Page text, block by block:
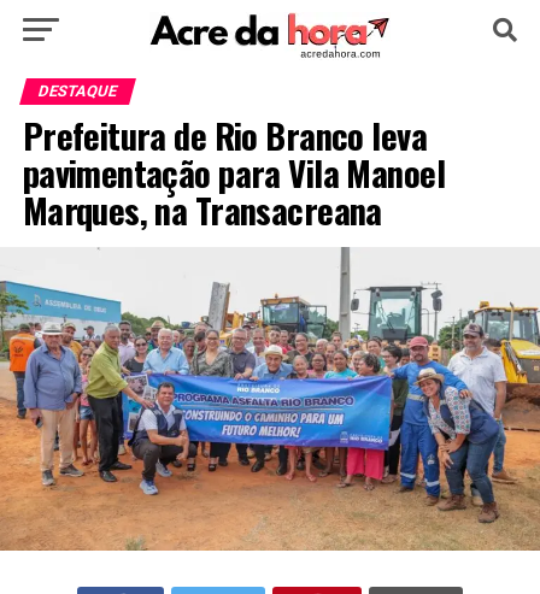
HOME
EDUCAÇÃO NOTÍCIA MUNDO
DESTAQUE
Prefeitura de Rio Branco leva
pavimentação para Vila Manoel
Marques, na Transacreana